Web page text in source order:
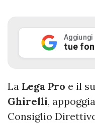
tue
La Lega Pro e il
Ghirelli,
Consiglio